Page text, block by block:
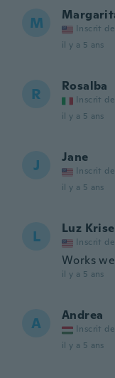
M Inscrit
il y a 5 ans
R Rosalba
Inscrit
il y a 5 ans
J Jane
Inscrit
il y a 5 ans
L Luz
Inscrit
Works
il y a 5 ans
A Andrea
Inscrit
il y a 5 ans